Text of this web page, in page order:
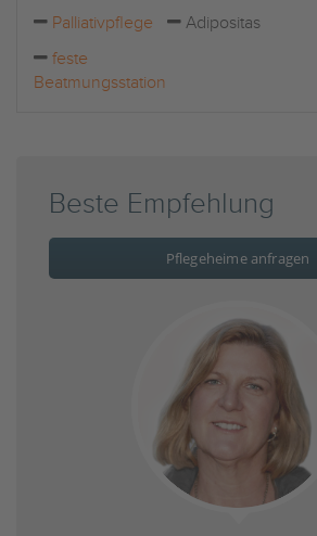
Palliativpflege
Adipositas
feste
Beatmungsstation
Beste Empfehlung
Pflegeheime anfragen